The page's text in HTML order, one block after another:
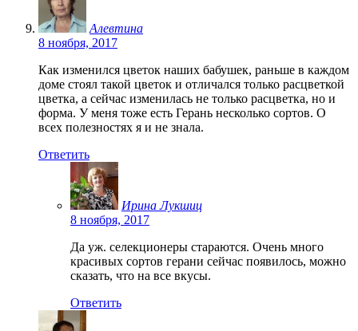
Алевтина
8 ноября, 2017
Как изменился цветок наших бабушек, раньше в каждом
доме стоял такой цветок и отличался только расцветкой
цветка, а сейчас изменилась не только расцветка, но и
форма. У меня тоже есть Герань несколько сортов. О
всех полезностях я и не знала.
Ответить
Ирина Лукшиц
8 ноября, 2017
Да уж. селекционеры стараются. Очень много
красивых сортов герани сейчас появилось, можно
сказать, что на все вкусы.
Ответить